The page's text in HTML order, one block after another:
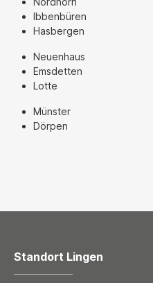
Ibbenbüren
Hasbergen
Neuenhaus
Emsdetten
Lotte
Münster
Dörpen
Standort Lingen